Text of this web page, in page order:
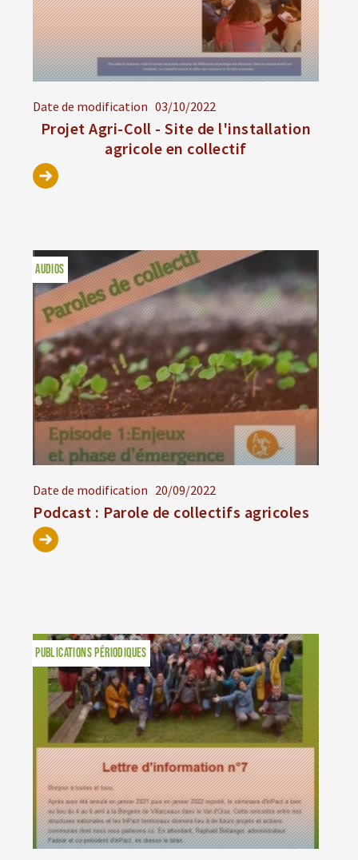
Date de modification 03/10/2022
Projet Agri-Coll - Site de l'installation
agricole en collectif
Date de modification 20/09/2022
Podcast : Parole de collectifs agricoles
AUDIOS
PUBLICATIONS PÉRIODIQUES